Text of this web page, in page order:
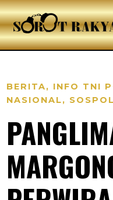
BERITA, INFO TNI
NASIONAL, SOSPOL